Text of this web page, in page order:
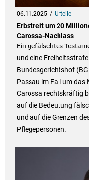
06.11.2025 Urteile
Erbstreit um 20
Carossa-Nachlass
Ein gefälschtes
und eine
Bundesgerichtshof
Passau im Fall um das
Carossa rechtskräftig
auf die Bedeutung
und auf die Grenzen
Pflegepersonen.